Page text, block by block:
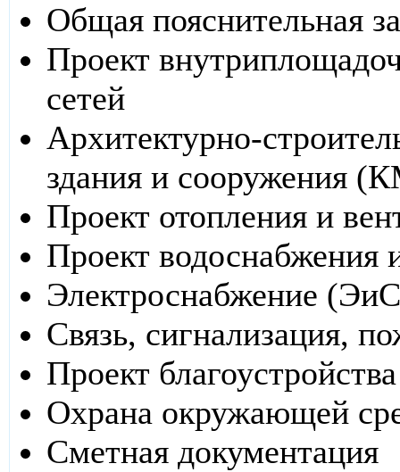
Общая пояснительная
Проект
сетей
Архитектурно-
здания и сооружения
Проект отопления и
Проект водоснабжения
Электроснабжение
Связь, сигнализация,
Проект
Охрана окружающей
Сметная документация